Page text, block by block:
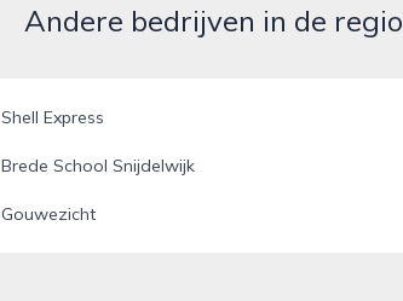
Andere bedrijven in de regio
Shell Express
Brede School Snijdelwijk
Gouwezicht